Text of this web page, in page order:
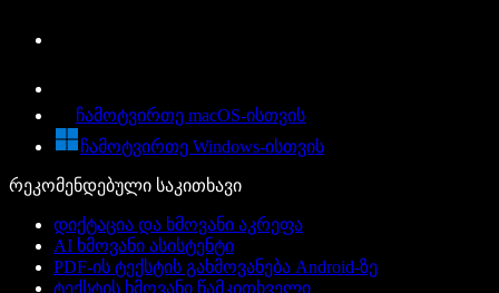
ჩამოტვირთე macOS-ისთვის
ჩამოტვირთე Windows-ისთვის
რეკომენდებული საკითხავი
დიქტაცია და ხმოვანი აკრეფა
AI ხმოვანი ასისტენტი
PDF-ის ტექსტის გახმოვანება Android-ზე
ტექსტის ხმოვანი წამკითხველი